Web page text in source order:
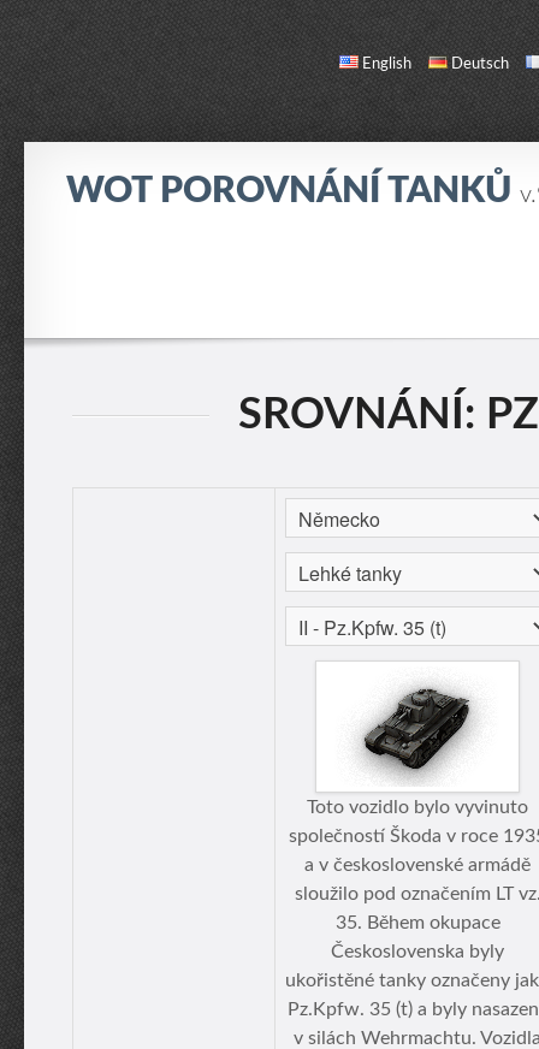
English Deutsch
WOT POROVNÁNÍ TANKŮ
SROVNÁNÍ:
Toto vozidlo bylo vyvinuto
společností Škoda v roce
a v československé armádě
sloužilo pod označením LT
35. Během okupace
Československa byly
ukořistěné tanky označeny
Pz.Kpfw. 35 (t) a byly
v silách Wehrmachtu.